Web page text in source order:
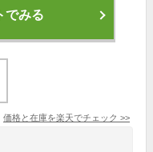
でみる
価格と在庫を楽天でチェック >>